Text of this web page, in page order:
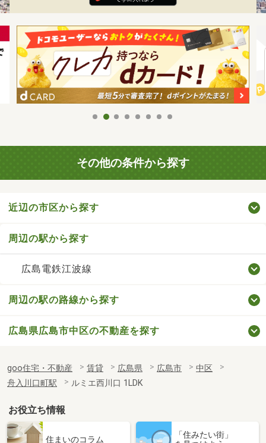
その他の条件から探す
近辺の市区から探す
周辺の駅から探す
広島電鉄江波線
周辺の駅の路線から探す
広島県広島市中区の不動産を探す
goo住宅・不動産 賃貸 広島県 広島市
中区
舟入川口町駅
ルミエ西川口 1LDK
お役立ち情報
住まいのコラム
「住みたい街」